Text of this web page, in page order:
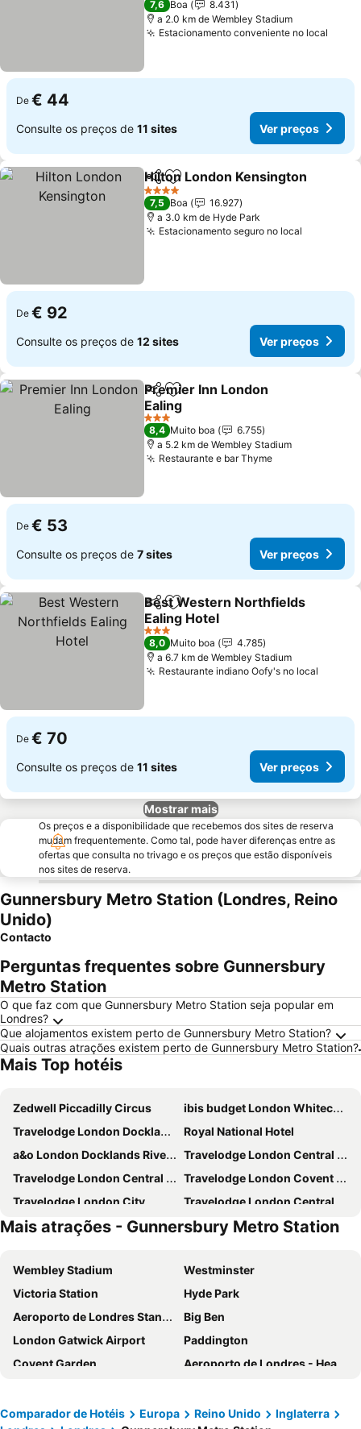
7,6 Boa
8.431
a 2.0 km de Wembley Stadium
Estacionamento conveniente no local
De € 44
Consulte os preços de 11 sites Ver preços
PartilharAdicionar aos favoritos
Hilton London Kensington
4 Estrelas
7,5 Boa
16.927
a 3.0 km de Hyde Park
Estacionamento seguro no local
De € 92
Consulte os preços de 12 sites Ver preços
PartilharAdicionar aos favoritos
Premier Inn London
Ealing
Ver preços
3 Estrelas
8,4 Muito boa
6.755
a 5.2 km de Wembley Stadium
Restaurante e bar ThymeVer preços
De € 53
Consulte os preços de 7 sites Ver preços
PartilharAdicionar aos favoritos
Best Western Northfields
Ealing Hotel
Ver preços
3 Estrelas
8,0 Muito boa
4.785
a 6.7 km de Wembley Stadium
Restaurante indiano Oofy's no local
De € 70
Consulte os preços de 11 sites Ver preços
Mostrar mais
Os preços e a disponibilidade que recebemos dos sites de reserva
mudam frequentemente. Como tal, pode haver diferenças entre as
ofertas que consulta no trivago e os preços que estão disponíveis
nos sites de reserva.
Gunnersbury Metro Station (Londres, Reino
Unido)
Contacto
Perguntas frequentes sobre Gunnersbury
Metro Station
O que faz com que Gunnersbury Metro Station seja popular em
Londres?
Que alojamentos existem perto de Gunnersbury Metro Station?
Quais outras atrações existem perto de Gunnersbury Metro Station?
Mais Top hotéis
Zedwell Piccadilly Circus
ibis budget London Whitechapel - Brick Lane
Travelodge London Docklands Central
Royal National Hotel
a&o London Docklands Riverside
Travelodge London Central Elephant and Castle
Travelodge London Central City Road
Travelodge London Covent Garden
Travelodge London City
Travelodge London Central Kings Cross
Charlotte Street Rooms by News Hotel
Ramada by Wyndham London North M1
Park Grand Paddington Court
Copthorne Tara Hotel London Kensington
Travelodge London Liverpool Street
Park Grand Hyde Park
Travelodge London Central Waterloo
Travelodge London Manor House
Travelodge London Central Southwark
Travelodge London Wembley
Ebury House Hotel
Crowne Plaza London - Kings Cross By Ihg
Premier Inn London County Hall
Travelodge Borehamwood
Mais atrações - Gunnersbury Metro Station
Wembley Stadium
Westminster
Victoria Station
Hyde Park
Aeroporto de Londres Stansted
Big Ben
London Gatwick Airport
Paddington
Covent Garden
Aeroporto de Londres - Heathrow
Kings Cross
Metrô de Londres
Comparador de Hotéis Europa Reino Unido
Inglaterra